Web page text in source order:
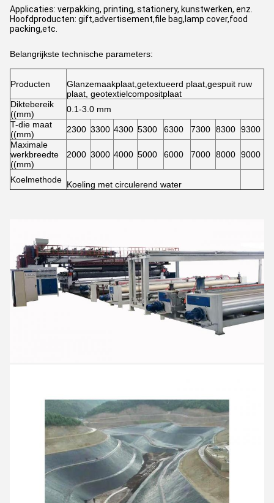
Applicaties: verpakking, printing, stationery, kunstwerken, enz.
Hoofdproducten: gift,advertisement,file bag,lamp cover,food
packing,etc.
Belangrijkste technische parameters:
Producten
Glanzemaakplaat,getextueerd plaat,gespuit ruw
plaat, geotextielcompositplaat
Diktebereik
((mm)
0.1-3.0 mm
T-die maat
((mm)
2300 3300 4300 5300 6300 7300 8300 9300
Maximale
werkbreedte
((mm)
2000 3000 4000 5000 6000 7000 8000 9000
Koelmethode Koeling met circulerend water